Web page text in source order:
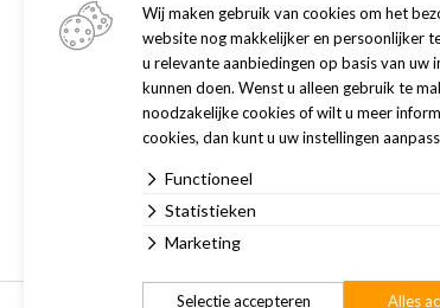
Winkel
Adres en openingstijden
Onze winkel
Gezondheidsadviescentrum
Klantenpas
Merken
Verzorgingsgebied
Vacatures
Algemene
Retourneren
Contact
Wij maken gebruik van cookies om het
website nog makkelijker en persoonlijker
u relevante aanbiedingen op basis van uw
kunnen doen. Wenst u alleen gebruik te
noodzakelijke cookies of wilt u meer
cookies, dan kunt u uw instellingen
Functioneel
Statistieken
Marketing
Selectie accepteren Alles